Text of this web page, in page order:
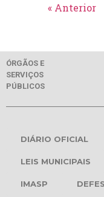
« Anterior
ÓRGÃOS E
SERVIÇOS
PÚBLICOS
DIÁRIO OFICIAL
LEIS MUNICIPAIS
IMASP